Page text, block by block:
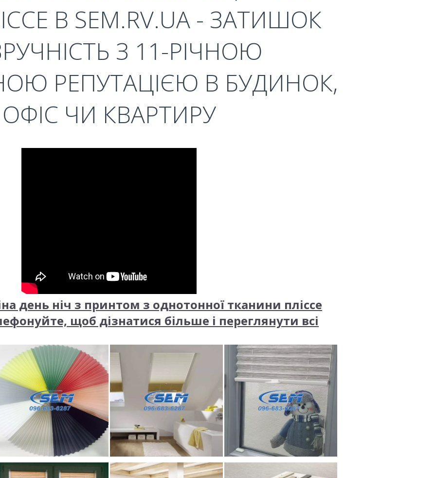
В SEM.RV.UA - ЗАТИШОК
З 11-РІЧНОЮ
РЕПУТАЦІЄЮ В БУДИНОК,
ОФІС ЧИ КВАРТИРУ
день ніч з принтом з однотонної тканини пліссе
щоб дізнатися більше і переглянути всі